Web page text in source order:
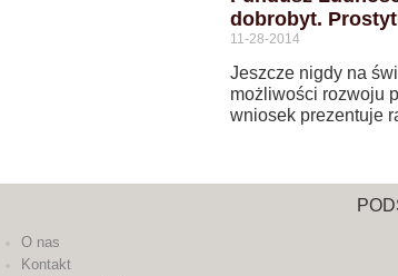
dobrobyt.
11-28-2014
Jeszcze nigdy na
możliwości rozwoju
wniosek prezentuje
O nas
Kontakt